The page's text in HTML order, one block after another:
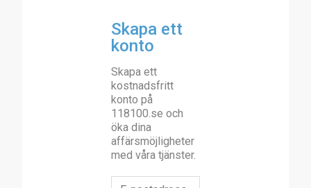
Skapa ett
konto
Skapa ett
kostnadsfritt
konto på
118100.se och
öka dina
affärsmöjligheter
med våra tjänster.